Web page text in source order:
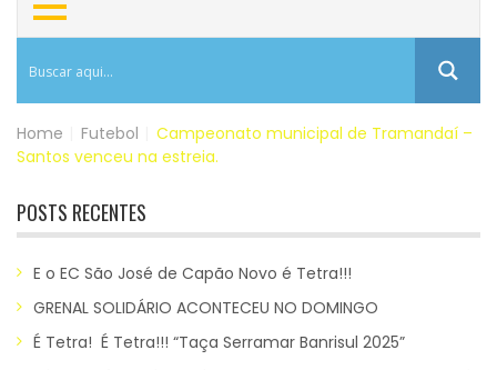
Home Futebol
Campeonato municipal de Tramandaí –
Santos venceu na estreia.
POSTS RECENTES
E o EC São José de Capão Novo é Tetra!!!
GRENAL SOLIDÁRIO ACONTECEU NO DOMINGO
É Tetra! É Tetra!!! “Taça Serramar Banrisul 2025”